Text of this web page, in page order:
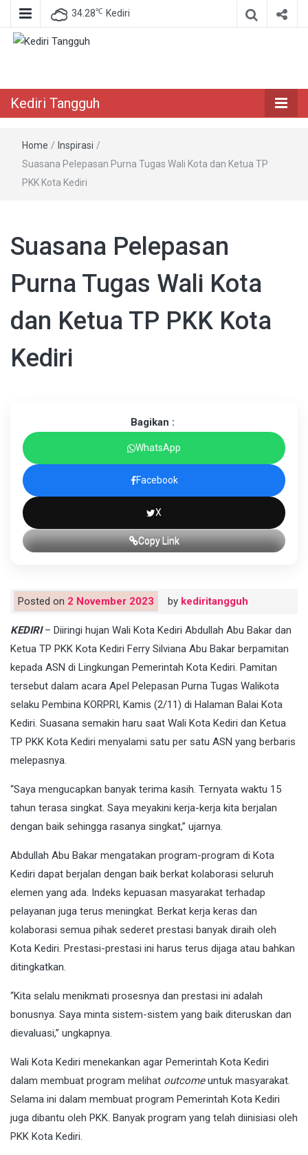
34.28℃ Kediri
Kediri Tangguh
Home / Inspirasi /
Suasana Pelepasan Purna Tugas Wali Kota dan Ketua TP
PKK Kota Kediri
Suasana Pelepasan
Purna Tugas Wali Kota
dan Ketua TP PKK Kota
Kediri
Bagikan :
WhatsApp
Facebook
X
Copy Link
Posted on 2 November 2023 by kediritangguh
KEDIRI– Diiringi hujan Wali Kota Kediri Abdullah Abu Bakar dan
Ketua TP PKK Kota Kediri Ferry Silviana Abu Bakar berpamitan
kepada ASN di Lingkungan Pemerintah Kota Kediri. Pamitan
tersebut dalam acara Apel Pelepasan Purna Tugas Walikota
selaku Pembina KORPRI, Kamis (2/11) di Halaman Balai Kota
Kediri. Suasana semakin haru saat Wali Kota Kediri dan Ketua
TP PKK Kota Kediri menyalami satu per satu ASN yang berbaris
melepasnya.
“Saya mengucapkan banyak terima kasih. Ternyata waktu 15
tahun terasa singkat. Saya meyakini kerja-kerja kita berjalan
dengan baik sehingga rasanya singkat,” ujarnya.
Abdullah Abu Bakar mengatakan program-program di Kota
Kediri dapat berjalan dengan baik berkat kolaborasi seluruh
elemen yang ada. Indeks kepuasan masyarakat terhadap
pelayanan juga terus meningkat. Berkat kerja keras dan
kolaborasi semua pihak sederet prestasi banyak diraih oleh
Kota Kediri. Prestasi-prestasi ini harus terus dijaga atau bahkan
ditingkatkan.
“Kita selalu menikmati prosesnya dan prestasi ini adalah
bonusnya. Saya minta sistem-sistem yang baik diteruskan dan
dievaluasi,” ungkapnya.
Wali Kota Kediri menekankan agar Pemerintah Kota Kediri
dalam membuat program melihat outcomeuntuk masyarakat.
Selama ini dalam membuat program Pemerintah Kota Kediri
juga dibantu oleh PKK. Banyak program yang telah diinisiasi oleh
PKK Kota Kediri.